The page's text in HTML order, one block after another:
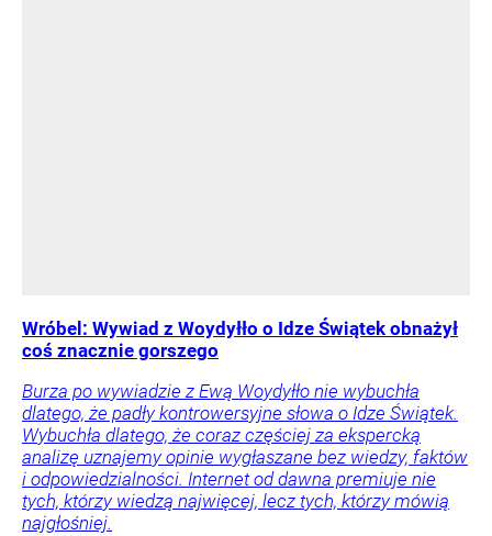
Wróbel: Wywiad z Woydyłło o Idze Świątek obnażył
coś znacznie gorszego
Burza po wywiadzie z Ewą Woydyłło nie wybuchła
dlatego, że padły kontrowersyjne słowa o Idze Świątek.
Wybuchła dlatego, że coraz częściej za ekspercką
analizę uznajemy opinie wygłaszane bez wiedzy, faktów
i odpowiedzialności. Internet od dawna premiuje nie
tych, którzy wiedzą najwięcej, lecz tych, którzy mówią
najgłośniej.